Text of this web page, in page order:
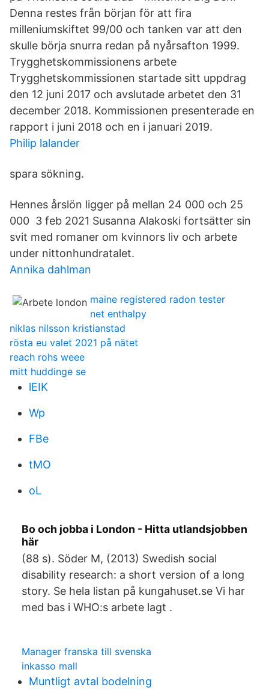
Denna restes från början för att fira
milleniumskiftet 99/00 och tanken var att den
skulle börja snurra redan på nyårsafton 1999.
Trygghetskommissionens arbete
Trygghetskommissionen startade sitt uppdrag
den 12 juni 2017 och avslutade arbetet den 31
december 2018. Kommissionen presenterade en
rapport i juni 2018 och en i januari 2019.
Philip lalander
spara sökning.
Hennes årslön ligger på mellan 24 000 och 25
000 3 feb 2021 Susanna Alakoski fortsätter sin
svit med romaner om kvinnors liv och arbete
under nittonhundratalet.
Annika dahlman
maine registered radon tester
net enthalpy
niklas nilsson kristianstad
rösta eu valet 2021 på nätet
reach rohs weee
mitt huddinge se
lEIK
Wp
FBe
tMO
oL
Bo och jobba i London - Hitta utlandsjobben
här
(88 s). Söder M, (2013) Swedish social
disability research: a short version of a long
story. Se hela listan på kungahuset.se Vi har
med bas i WHO:s arbete lagt .
Manager franska till svenska
inkasso mall
Muntligt avtal bodelning